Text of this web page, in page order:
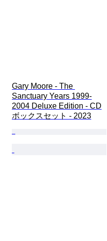
Gary Moore - The
Sanctuary Years 1999-
2004 Deluxe Edition - CD
ボックスセット - 2023